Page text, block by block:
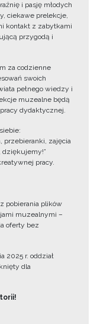
i pasję młodych
ciekawe prelekcje,
kontakt z zabytkami
przygodą i
za codzienne
swoich
pełnego wiedzy i
muzealne będą
dydaktycznej.
przebieranki, zajęcia
dziękujemy!”
pracy.
pobierania plików
muzealnymi –
oferty bez
2025 r. oddział
dla